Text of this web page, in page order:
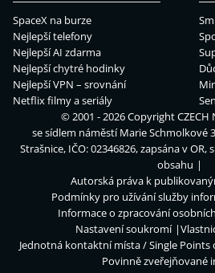
SpaceX na burze
Nejlepší telefony
Nejlepší AI zdarma
Nejlepší chytré hodinky
Nejlepší VPN – srovnání
Netflix filmy a seriály
© 2001 - 2026 CopyrightCZECH
se sídlem náměstí Marie Schmolkové
Strašnice, IČO: 02346826, zapsána v OR,
obsahu
Autorská práva k
Podmínky pro užívání služby
Informace o zpracování
Nastavení soukromí
Jednotná kontaktní místa / Single Points
Povinně zveřejňované